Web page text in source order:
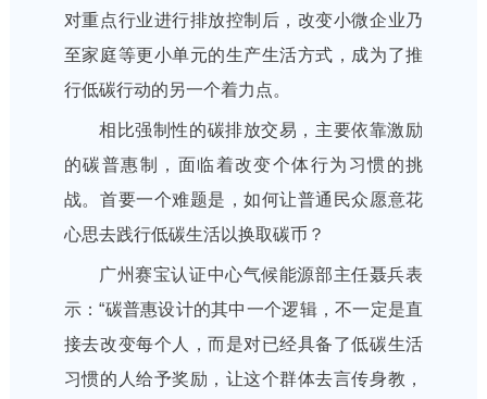
对重点行业进行排放控制后，改变小微企业乃
至家庭等更小单元的生产生活方式，成为了推
行低碳行动的另一个着力点。
相比强制性的碳排放交易，主要依靠激励
的碳普惠制，面临着改变个体行为习惯的挑
战。首要一个难题是，如何让普通民众愿意花
心思去践行低碳生活以换取碳币？
广州赛宝认证中心气候能源部主任聂兵表
示：“碳普惠设计的其中一个逻辑，不一定是直
接去改变每个人，而是对已经具备了低碳生活
习惯的人给予奖励，让这个群体去言传身教，